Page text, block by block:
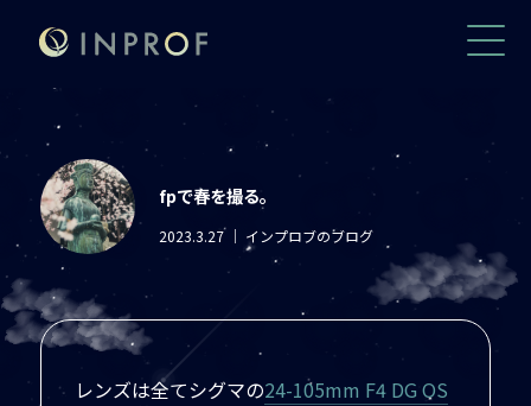
fpで春を撮る。
2023.3.27｜ インプロブのブログ
レンズは全てシグマの24-105mm F4 DG OS